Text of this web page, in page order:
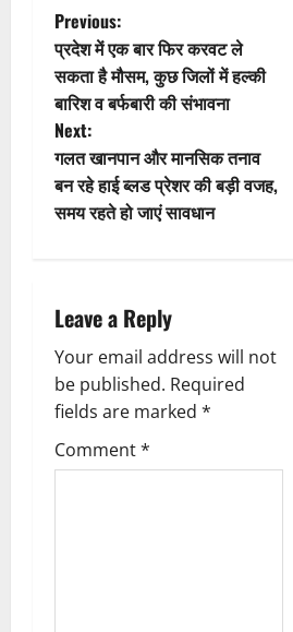
P
o
s
t
n
v
i
g
a
t
Previous:
प्रदेश में एक बार फिर करवट ले
सकता है मौसम, कुछ जिलों में हल्की
बारिश व बर्फबारी की संभावना
Next:
गलत खानपान और मानसिक तनाव
बन रहे हाई ब्लड प्रेशर की बड़ी वजह,
समय रहते हो जाएं सावधान
Leave a Reply
Your email address will not
be published. Required
fields are marked *
Comment*